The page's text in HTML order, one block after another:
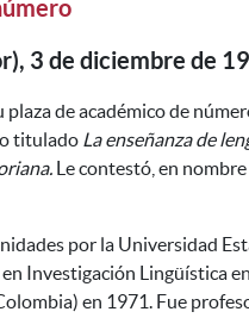
3 de diciembre de
plaza de académico de
titulado La enseñanza de
Le contestó, en
por la Universidad
Investigación Lingüística
en 1971. Fue